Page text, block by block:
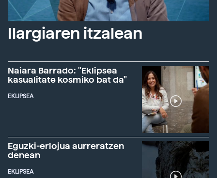
Ilargiaren itzalean
Naiara Barrado: "Eklipsea
kasualitate kosmiko bat da"
EKLIPSEA
Eguzki-erlojua aurreratzen
denean
EKLIPSEA